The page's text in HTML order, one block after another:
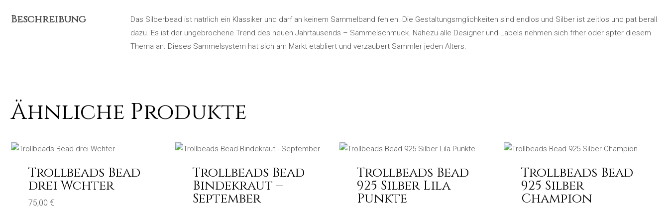
Beschreibung
Das Silberbead ist natrlich ein Klassiker und darf an keinem Sammelband fehlen. Die Gestaltungsmglichkeiten sind endlos und Silber ist zeitlos und pat berall
dazu. Es ist der ungebrochene Trend des neuen Jahrtausends – Sammelschmuck. Nahezu alle Designer und Labels nehmen sich frher oder spter diesem
Thema an. Dieses Sammelsystem hat sich am Markt etabliert und verzaubert Sammler jeden Alters.
Ähnliche Produkte
Trollbeads Bead
drei Wchter
75,00 €
Trollbeads Bead
Bindekraut –
September
Trollbeads Bead
925 Silber Lila
Punkte
Trollbeads Bead
925 Silber
Champion